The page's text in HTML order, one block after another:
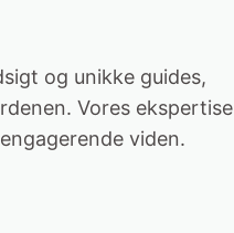
og unikke guides,
Vores ekspertise
viden.